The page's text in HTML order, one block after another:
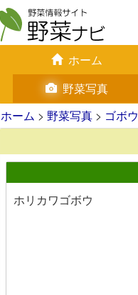
ホーム
野菜写真
ホーム > 野菜写真 > ゴボウ
ホリカワゴボウ